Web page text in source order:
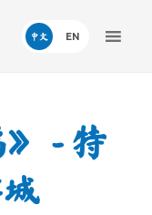
中文
- 特